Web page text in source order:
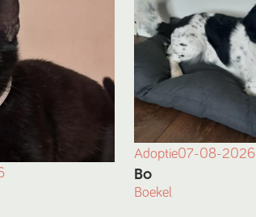
Adoptie07-08-2026
Bo
Boekel